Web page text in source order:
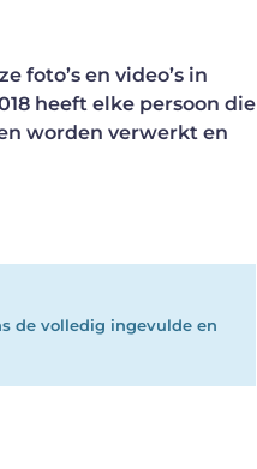
foto’s en video’s in
heeft elke persoon die
worden verwerkt en
de volledig ingevulde en